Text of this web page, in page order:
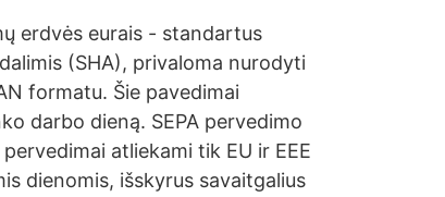
erdvės eurais - standartus
(SHA), privaloma nurodyti
formatu. Šie pavedimai
darbo dieną. SEPA pervedimo
atliekami tik EU ir EEE
dienomis, išskyrus savaitgalius